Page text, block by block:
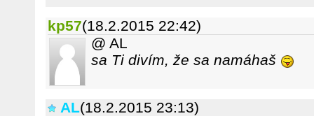
kp57(18.2.2015 22:42)
@ AL
sa Ti divím, že sa namáhaš
AL(18.2.2015 23:13)